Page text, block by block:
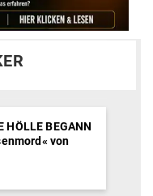
HÖLLE BEGANN
von